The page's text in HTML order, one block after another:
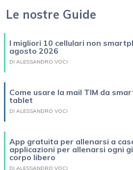
Le nostre Guide
I migliori 10 cellulari non
agosto 2026
DI ALESSANDRO VOCI
Come usare la mail TIM da
tablet
DI ALESSANDRO VOCI
App gratuita per allenarsi a
applicazioni per allenarsi ogni
corpo libero
DI ALESSANDRO VOCI